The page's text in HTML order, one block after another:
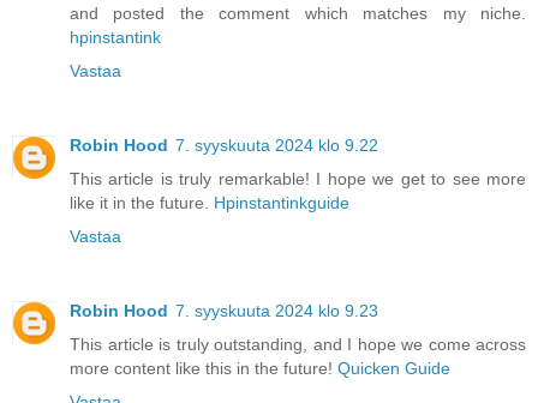
and posted the comment which matches my niche.
hpinstantink
Vastaa
Robin Hood 7. syyskuuta 2024 klo 9.22
This article is truly remarkable! I hope we get to see more
like it in the future. Hpinstantinkguide
Vastaa
Robin Hood 7. syyskuuta 2024 klo 9.23
This article is truly outstanding, and I hope we come across
more content like this in the future! Quicken Guide